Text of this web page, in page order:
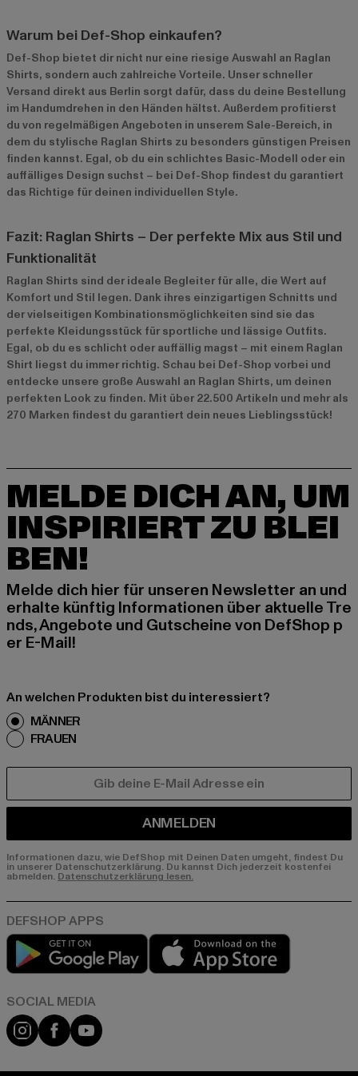
Warum bei Def-Shop einkaufen?
Def-Shop bietet dir nicht nur eine riesige Auswahl an Raglan
Shirts, sondern auch zahlreiche Vorteile. Unser schneller
Versand direkt aus Berlin sorgt dafür, dass du deine Bestellung
im Handumdrehen in den Händen hältst. Außerdem profitierst
du von regelmäßigen Angeboten in unserem Sale-Bereich, in
dem du stylische Raglan Shirts zu besonders günstigen Preisen
finden kannst. Egal, ob du ein schlichtes Basic-Modell oder ein
auffälliges Design suchst – bei Def-Shop findest du garantiert
das Richtige für deinen individuellen Style.
Fazit: Raglan Shirts – Der perfekte Mix aus Stil und
Funktionalität
Raglan Shirts sind der ideale Begleiter für alle, die Wert auf
Komfort und Stil legen. Dank ihres einzigartigen Schnitts und
der vielseitigen Kombinationsmöglichkeiten sind sie das
perfekte Kleidungsstück für sportliche und lässige Outfits.
Egal, ob du es schlicht oder auffällig magst – mit einem Raglan
Shirt liegst du immer richtig. Schau bei Def-Shop vorbei und
entdecke unsere große Auswahl an Raglan Shirts, um deinen
perfekten Look zu finden. Mit über 22.500 Artikeln und mehr als
270 Marken findest du garantiert dein neues Lieblingsstück!
MELDE DICH AN, UM
INSPIRIERT ZU BLEI
BEN!
Melde dich hier für unseren Newsletter an und
erhalte künftig Informationen über aktuelle Tre
nds, Angebote und Gutscheine von DefShop p
er E-Mail!
An welchen Produkten bist du interessiert?
MÄNNER
FRAUEN
ANMELDEN
Informationen dazu, wie DefShop mit Deinen Daten umgeht, findest Du
in unserer Datenschutzerklärung. Du kannst Dich jederzeit kostenfei
abmelden. Datenschutzerklärung lesen.
Play market
Instagram
FacebookYouTube